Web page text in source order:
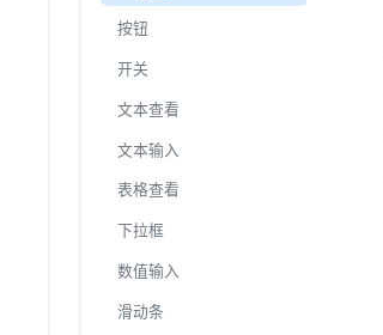
MQTT
经典蓝牙
文件
文本
HEX
结构体
绘图
按钮
开关
文本查看
文本输入
表格查看
下拉框
数值输入
滑动条